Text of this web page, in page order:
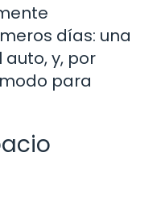
días: una
y, por
para